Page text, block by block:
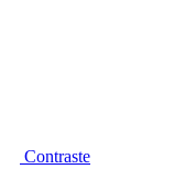
Contraste